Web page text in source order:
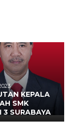
KEPALA
SMK
3 SURABAYA